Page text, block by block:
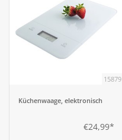
Küchenmöbel
15879
Küchenwaage, elektronisch
€24,99*